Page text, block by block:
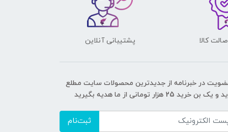
کالا پشتیبانی آنلاین
در خبرنامه از جدیدترین محصولات سایت مطلع
بن خرید 25 هزار تومانی از ما هدیه بگیرید
ثبت‌نام